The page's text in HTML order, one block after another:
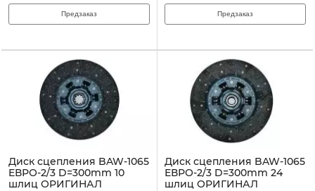
Предзаказ Предзаказ
Диск сцепления BAW-1065
EВРО-2/3 D=300mm 10
шлиц ОРИГИНАЛ
Диск сцепления BAW-1065
ЕВРО-2/3 D=300mm 24
шлиц ОРИГИНАЛ